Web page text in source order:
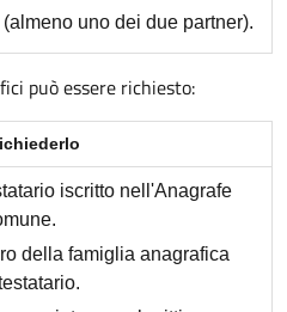
uno dei due partner).
può essere richiesto:
iscritto nell'Anagrafe
della famiglia anagrafica